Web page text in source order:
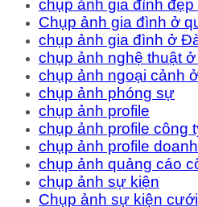
chụp ảnh gia đình đẹp
Chụp ảnh gia đình ở
chụp ảnh gia đình ở
chụp ảnh nghệ thuật
chụp ảnh ngoại cảnh
chụp ảnh phóng sự
chụp ảnh profile
chụp ảnh profile công
chụp ảnh profile
chụp ảnh quảng cáo
chụp ảnh sự kiện
Chụp ảnh sự kiện